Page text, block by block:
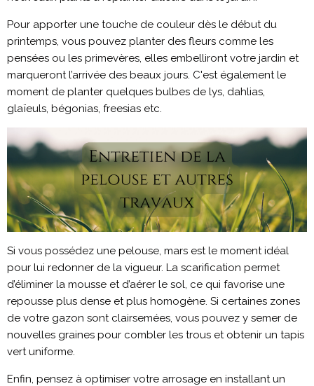
Pour apporter une touche de couleur dès le début du
printemps, vous pouvez planter des fleurs comme les
pensées ou les primevères, elles embelliront votre jardin et
marqueront l’arrivée des beaux jours. C'est également le
moment de planter quelques bulbes de lys, dahlias,
glaïeuls, bégonias, freesias etc.
Si vous possédez une pelouse, mars est le moment idéal
pour lui redonner de la vigueur. La scarification permet
d’éliminer la mousse et d’aérer le sol, ce qui favorise une
repousse plus dense et plus homogène. Si certaines zones
de votre gazon sont clairsemées, vous pouvez y semer de
nouvelles graines pour combler les trous et obtenir un tapis
vert uniforme.
Enfin, pensez à optimiser votre arrosage en installant un